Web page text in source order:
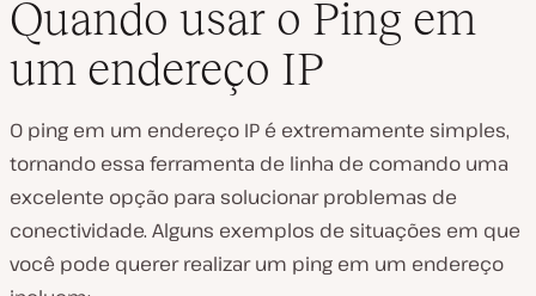
Quando usar o Ping em
um endereço IP
O ping em um endereço IP é extremamente simples,
tornando essa ferramenta de linha de comando uma
excelente opção para solucionar problemas de
conectividade. Alguns exemplos de situações em que
você pode querer realizar um ping em um endereço